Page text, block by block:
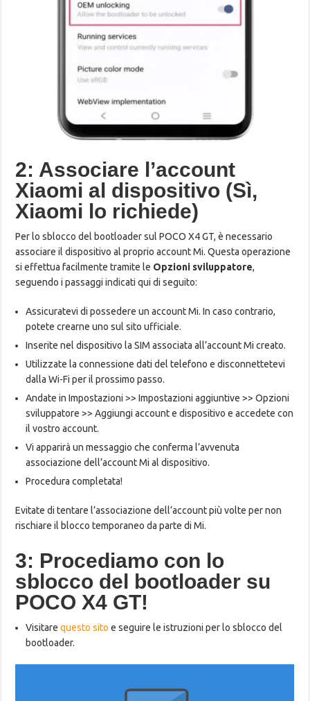
2: Associare l’account
Xiaomi al dispositivo (Sì,
Xiaomi lo richiede)
Per lo sblocco del bootloader sul POCO X4 GT, è necessario
associare il dispositivo al proprio account Mi. Questa operazione
si effettua facilmente tramite le Opzioni sviluppatore,
seguendo i passaggi indicati qui di seguito:
Assicuratevi di possedere un account Mi. In caso contrario,
potete crearne uno sul sito ufficiale.
Inserite nel dispositivo la SIM associata all’account Mi creato.
Utilizzate la connessione dati del telefono e disconnettetevi
dalla Wi-Fi per il prossimo passo.
Andate in Impostazioni >> Impostazioni aggiuntive >> Opzioni
sviluppatore >> Aggiungi account e dispositivo e accedete con
il vostro account.
Vi apparirà un messaggio che conferma l’avvenuta
associazione dell’account Mi al dispositivo.
Procedura completata!
Evitate di tentare l’associazione dell’account più volte per non
rischiare il blocco temporaneo da parte di Mi.
3: Procediamo con lo
sblocco del bootloader su
POCO X4 GT!
Visitarequesto sito e seguire le istruzioni per lo sblocco del
bootloader.